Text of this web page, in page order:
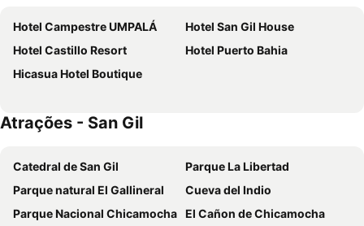
Hotel Campestre UMPALÁ
Hotel San Gil House
Hotel Castillo Resort
Hotel Puerto Bahia
Hicasua Hotel Boutique
Atrações - San Gil
Catedral de San Gil
Parque La Libertad
Parque natural El Gallineral
Cueva del Indio
Parque Nacional Chicamocha El Cañon de Chicamocha